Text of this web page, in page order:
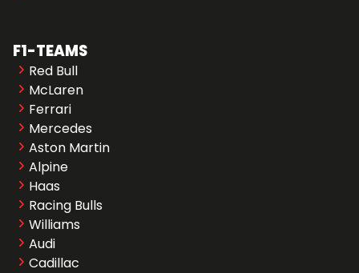
F1-TEAMS
Red Bull
McLaren
Ferrari
Mercedes
Aston Martin
Alpine
Haas
Racing Bulls
Williams
Audi
Cadillac